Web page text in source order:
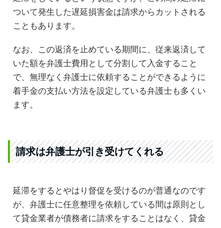
ついて発生した遅延損害金は請求からカットされる
こともあります。
なお、この返済を止めている期間に、従来返済して
いた額を弁護士費用として分割して入金すること
で、無理なく弁護士に依頼することができるように
着手金の支払い方法を設定している弁護士も多くい
ます。
請求は弁護士が引き受けてくれる
延滞をするとやはり督促を受けるのが普通なのです
が、弁護士に任意整理を依頼している間は原則とし
て貸金業者が債務者に請求をすることはなく、貸金